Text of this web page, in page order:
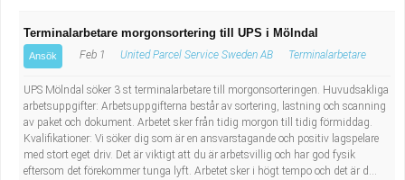
Terminalarbetare morgonsortering till UPS i Mölndal
Ansök Feb 1 United Parcel Service Sweden AB Terminalarbetare
UPS Mölndal söker 3 st terminalarbetare till morgonsorteringen. Huvudsakliga
arbetsuppgifter: Arbetsuppgifterna består av sortering, lastning och scanning
av paket och dokument. Arbetet sker från tidig morgon till tidig förmiddag.
Kvalifikationer: Vi söker dig som är en ansvarstagande och positiv lagspelare
med stort eget driv. Det är viktigt att du är arbetsvillig och har god fysik
eftersom det förekommer tunga lyft. Arbetet sker i högt tempo och det är d...